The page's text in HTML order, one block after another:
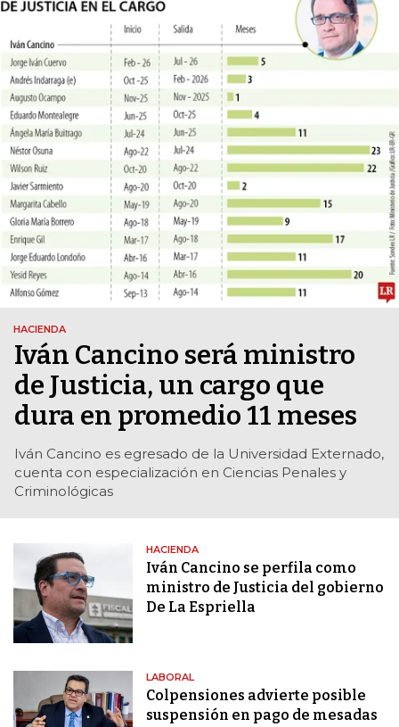
HACIENDA
Iván Cancino será ministro
de Justicia, un cargo que
dura en promedio 11 meses
Iván Cancino es egresado de la Universidad Externado,
cuenta con especialización en Ciencias Penales y
Criminológicas
HACIENDA
Iván Cancino se perfila como
ministro de Justicia del gobierno
De La Espriella
LABORAL
Colpensiones advierte posible
suspensión en pago de mesadas